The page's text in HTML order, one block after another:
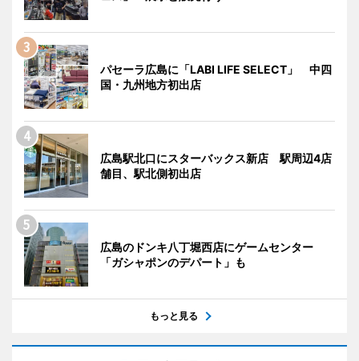
パセーラ広島に「LABI LIFE SELECT」 中四
国・九州地方初出店
広島駅北口にスターバックス新店 駅周辺4店
舗目、駅北側初出店
広島のドンキ八丁堀西店にゲームセンター
「ガシャポンのデパート」も
もっと見る